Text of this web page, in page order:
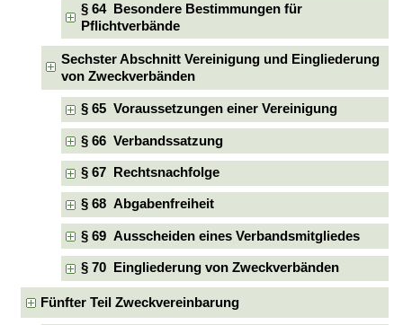
§ 64 Besondere Bestimmungen für
Pflichtverbände
Sechster Abschnitt Vereinigung und Eingliederung
von Zweckverbänden
§ 65 Voraussetzungen einer Vereinigung
§ 66 Verbandssatzung
§ 67 Rechtsnachfolge
§ 68 Abgabenfreiheit
§ 69 Ausscheiden eines Verbandsmitgliedes
§ 70 Eingliederung von Zweckverbänden
Fünfter Teil Zweckvereinbarung